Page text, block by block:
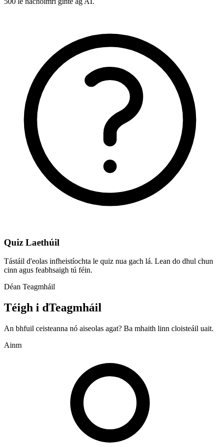
Quiz Laethúil
Tástáil d'eolas infheistíochta le quiz nua gach lá. Lean do dhul chun
cinn agus feabhsaigh tú féin.
Déan Teagmháil
Téigh i dTeagmháil
An bhfuil ceisteanna nó aiseolas agat? Ba mhaith linn cloisteáil uait.
Ainm